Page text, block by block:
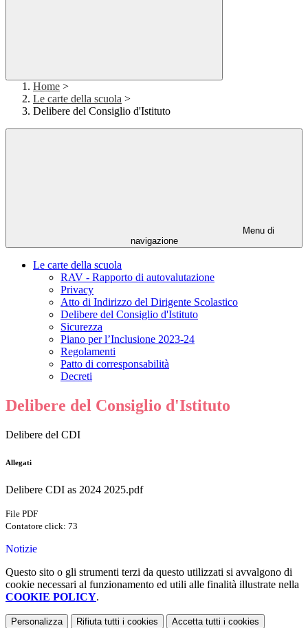
Home >
Le carte della scuola >
Delibere del Consiglio d'Istituto
Menu di
navigazione
Le carte della scuola
RAV - Rapporto di autovalutazione
Privacy
Atto di Indirizzo del Dirigente Scolastico
Delibere del Consiglio d'Istituto
Sicurezza
Piano per l’Inclusione 2023-24
Regolamenti
Patto di corresponsabilità
Decreti
Delibere del Consiglio d'Istituto
Delibere del CDI
Allegati
Delibere CDI as 2024 2025.pdf
File PDF
Contatore click: 73
Notizie
Questo sito o gli strumenti terzi da questo utilizzati si avvalgono di
cookie necessari al funzionamento ed utili alle finalità illustrate nella
COOKIE POLICY.
Personalizza Rifiuta tutti i cookies Accetta tutti i cookies